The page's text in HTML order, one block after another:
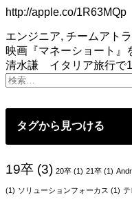
http://apple.co/1R63MQp
エンジニア, チームアト
投
稿
ビ
ゲ
ー
シ
映画『マネーショート』
清水謙 イタリア旅行で1
タグから見つける
19卒 (3) 20卒 (1) 21卒 (1)
(1) ソリューションフォーカス (1) テ